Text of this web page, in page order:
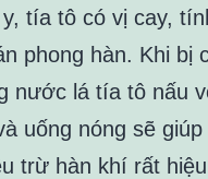
tía tô có vị cay,
phong hàn. Khi bị
nước lá tía tô nấu
uống nóng sẽ
trừ hàn khí rất